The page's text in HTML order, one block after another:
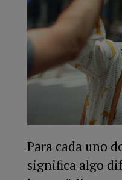
Para cada uno
significa algo